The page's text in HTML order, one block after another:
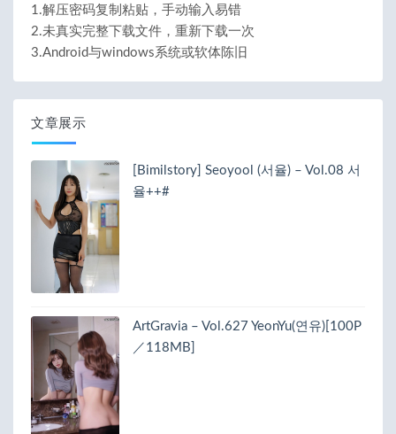
1.解压密码复制粘贴，手动输入易错
2.未真实完整下载文件，重新下载一次
3.Android与windows系统或软体陈旧
文章展示
[Bimilstory] Seoyool (서율) – Vol.08 서
율++#
ArtGravia – Vol.627 YeonYu(연유)[100P
／118MB]